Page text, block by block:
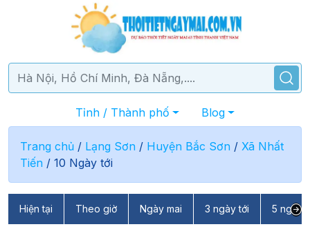
Tỉnh / Thành phố Blog
Trang chủ / Lạng Sơn / Huyện Bắc Sơn / Xã Nhất
Tiến / 10 Ngày tới
Hiện tại Theo giờ Ngày mai 3 ngày tới 5 ngày